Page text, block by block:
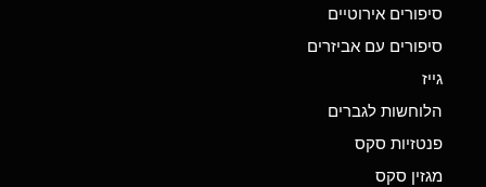
סיפורים אירוטיים
סיפורים עם אביזרים
גייז
הלוחשות לגברים
פנטזיות סקס
מגזין סקס